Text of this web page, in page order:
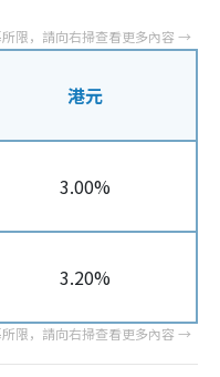
港元​
3.00%
3.20%